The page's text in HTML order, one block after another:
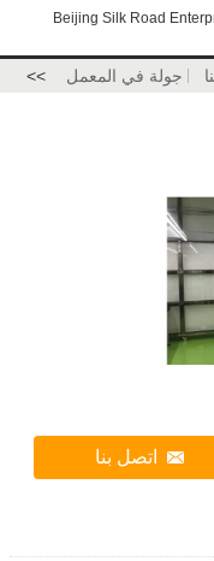
Beijing Silk Road
جولة في المعمل >>
اتصل بنا